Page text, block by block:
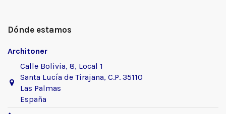
Dónde estamos
Architoner
Calle Bolivia, 8, Local 1
Santa Lucía de Tirajana, C.P. 35110
Las Palmas
España